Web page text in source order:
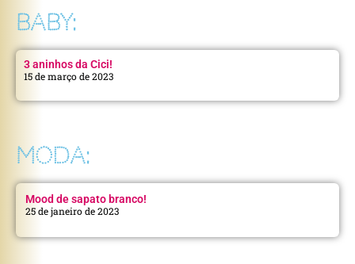
BABY:
3 aninhos da Cici!
15 de março de 2023
MODA:
Mood de sapato branco!
25 de janeiro de 2023